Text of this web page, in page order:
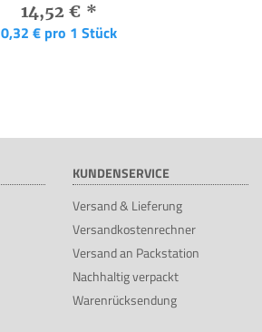
14,52 € *
0,32 € pro 1 Stück
KUNDENSERVICE
Versand & Lieferung
Versandkostenrechner
Versand an Packstation
Nachhaltig verpackt
Warenrücksendung